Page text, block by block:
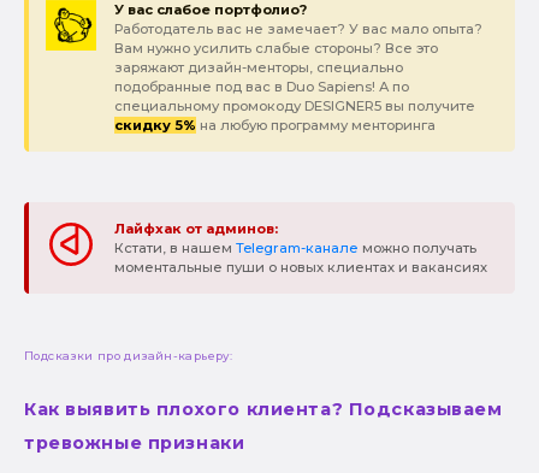
У вас слабое портфолио?
Работодатель вас не замечает? У вас мало опыта?
Вам нужно усилить слабые стороны? Все это
заряжают дизайн-менторы, специально
подобранные под вас в Duo Sapiens! А по
специальному промокоду DESIGNER5 вы получите
скидку 5% на любую программу менторинга
Лайфхак от админов:
Кстати, в нашем Telegram-канале можно получать
моментальные пуши о новых клиентах и вакансиях
Подсказки про дизайн-карьеру:
Как выявить плохого клиента? Подсказываем
тревожные признаки